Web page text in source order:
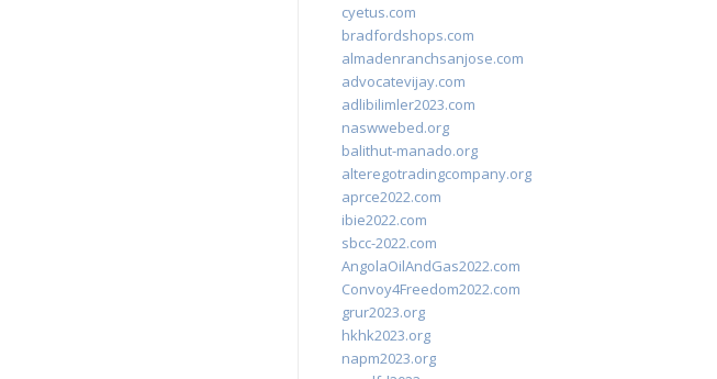
cyetus.com
bradfordshops.com
almadenranchsanjose.com
advocatevijay.com
adlibilimler2023.com
naswwebed.org
balithut-manado.org
alteregotradingcompany.org
aprce2022.com
ibie2022.com
sbcc-2022.com
AngolaOilAndGas2022.com
Convoy4Freedom2022.com
grur2023.org
hkhk2023.org
napm2023.org